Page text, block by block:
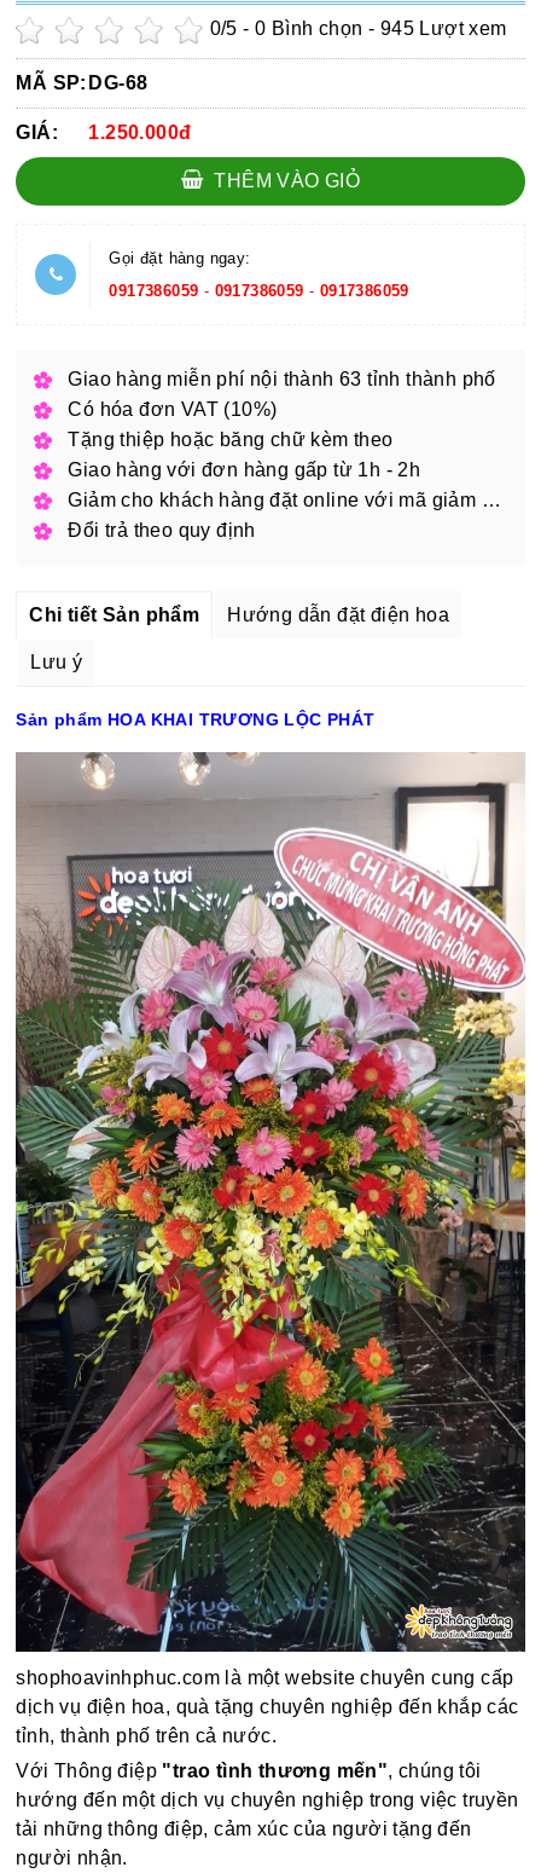
0/5 -0 Bình chọn - 945 Lượt xem
MÃ SP: DG-68
GIÁ: 1.250.000đ
THÊM VÀO GIỎ
Gọi đặt hàng ngay:
0917386059 - 0917386059 - 0917386059
Giao hàng miễn phí nội thành 63 tỉnh thành phố
Có hóa đơn VAT (10%)
Tặng thiệp hoặc băng chữ kèm theo
Giao hàng với đơn hàng gấp từ 1h - 2h
Giảm cho khách hàng đặt online với mã giảm giá
Đổi trả theo quy định
Chi tiết Sản phẩm Hướng dẫn đặt điện hoa
Lưu ý
Sản phẩm HOA KHAI TRƯƠNG LỘC PHÁT
shophoavinhphuc.com là một website chuyên cung cấp
dịch vụ điện hoa, quà tặng chuyên nghiệp đến khắp các
tỉnh, thành phố trên cả nước.
Với Thông điệp "trao tình thương mến", chúng tôi
hướng đến một dịch vụ chuyên nghiệp trong việc truyền
tải những thông điệp, cảm xúc của người tặng đến
người nhận.